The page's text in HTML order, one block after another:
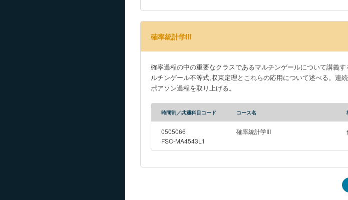
確率統計学III
確率過程の中の重要なクラスであるマルチンゲールについて講義
ルチンゲール不等式,収束定理とこれらの応用について述べる。
ポアソン過程を取り上げる。
時間割／共通科目コード コース名
0505066
FSC-MA4543L1
確率統計学III